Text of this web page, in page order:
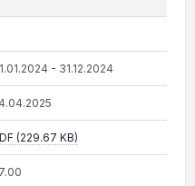
- 31.12.2024
(229.67 KB)